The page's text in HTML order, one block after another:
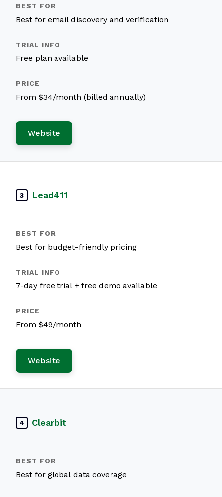
Best for email discovery and verification
Free plan available
From $34/month (billed annually)
Website
3 Lead411
Best for budget-friendly pricing
7-day free trial + free demo available
From $49/month
Website
4 Clearbit
Best for global data coverage